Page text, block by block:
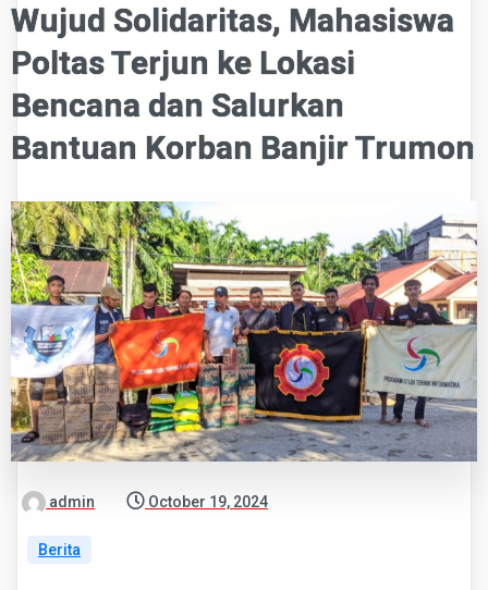
Wujud Solidaritas, Mahasiswa
Poltas Terjun ke Lokasi
Bencana dan Salurkan
Bantuan Korban Banjir Trumon
admin October 19, 2024
Berita